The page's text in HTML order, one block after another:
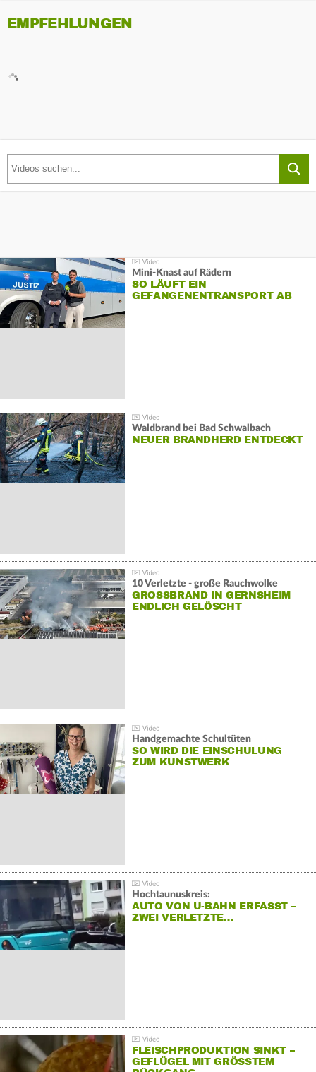
EMPFEHLUNGEN
Mini-Knast auf Rädern
SO LÄUFT EIN
GEFANGENENTRANSPORT AB
Waldbrand bei Bad Schwalbach
NEUER BRANDHERD ENTDECKT
10 Verletzte - große Rauchwolke
GROSSBRAND IN GERNSHEIM E
NDLICH GELÖSCHT
Handgemachte Schultüten
SO WIRD DIE EINSCHULUNG
ZUM KUNSTWERK
Hochtaunuskreis:
AUTO VON U-BAHN ERFASST –
ZWEI VERLETZTE…
FLEISCHPRODUKTION SINKT –
GEFLÜGEL MIT GRÖSSTEM R